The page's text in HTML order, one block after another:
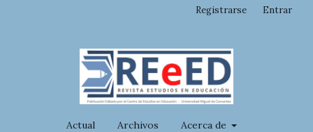
Actual Archivos Acerca de
Registrarse Entrar